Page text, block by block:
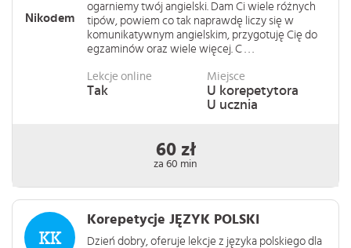
Nikodem
ogarniemy twój angielski. Dam Ci wiele różnych
tipów, powiem co tak naprawdę liczy się w
komunikatywnym angielskim, przygotuję Cię do
egzaminów oraz wiele więcej. C . . .
Lekcje online
Tak
Miejsce
U korepetytora
U ucznia
60 zł
za 60 min
Korepetycje JĘZYK POLSKI
Dzień dobry, oferuje lekcje z języka polskiego dla